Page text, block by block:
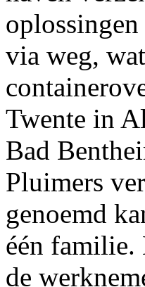
via weg,
Twente in
Bad
Pluimers
genoemd
één familie.
de